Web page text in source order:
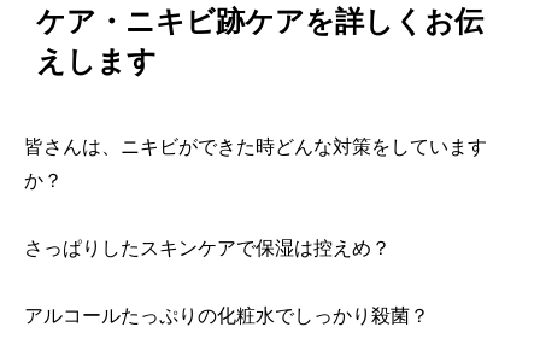
ケア・ニキビ跡ケアを詳しくお伝
えします
皆さんは、ニキビができた時どんな対策をしています
か？
さっぱりしたスキンケアで保湿は控えめ？
アルコールたっぷりの化粧水でしっかり殺菌？